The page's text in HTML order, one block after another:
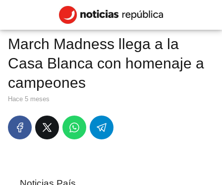
March Madness llega a la
Casa Blanca con homenaje a
campeones
hace 5 meses